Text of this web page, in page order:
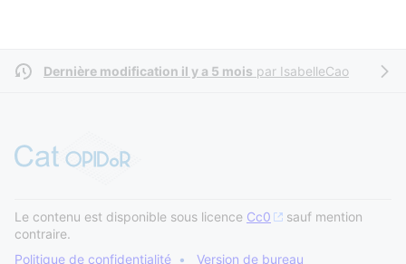
Dernière modification il y a 5 mois par IsabelleCao
Le contenu est disponible sous licence Cc0
sauf mention
contraire.
Politique de confidentialité
Version de bureau